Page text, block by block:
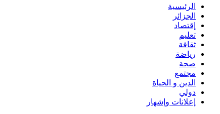
الرئيسية
الجزائر
إقتصاد
تعليم
ثقافة
رياضة
صحة
مجتمع
الدين و الحياة
دولي
إعلانات وإشهار